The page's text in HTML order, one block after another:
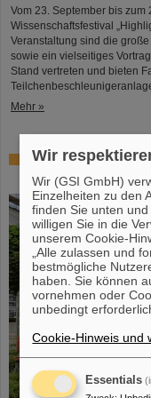
Vom 23. September bis
Wissenschaftsfestival
Veranstaltung sind die
sowie ein vielseitiges
Stand vertreten und bieten
Mehr »
Workshop bei GSI
von Forschung
Wir
Wir (GSI GmbH)
Einzelheiten zu den
finden Sie unten
willigen Sie in die
unserem Cookie-
„Alle zulassen und
bestmögliche
haben. Sie können
vornehmen oder
unbedingt
Cookie-Hinweis und
Essentials